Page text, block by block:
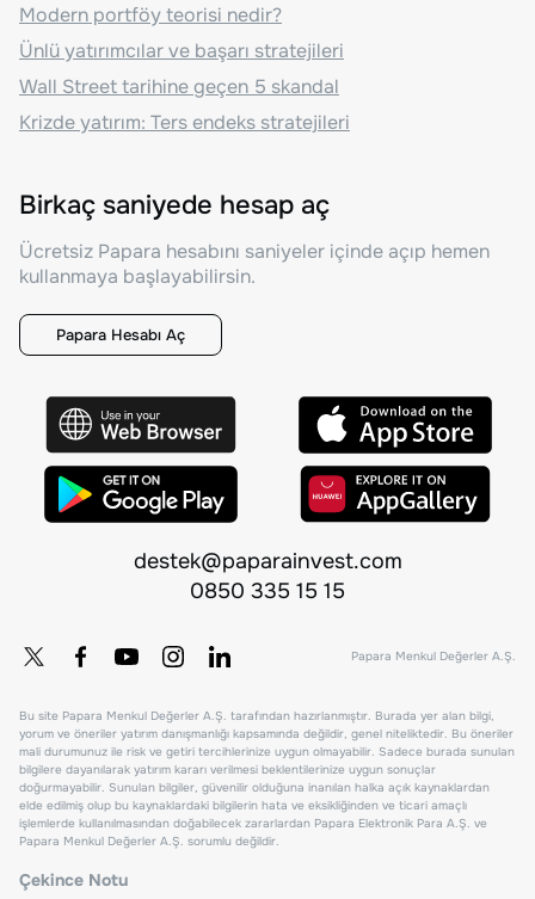
Modern portföy teorisi nedir?
Ünlü yatırımcılar ve başarı stratejileri
Wall Street tarihine geçen 5 skandal
Krizde yatırım: Ters endeks stratejileri
Birkaç saniyede hesap aç
Ücretsiz Papara hesabını saniyeler içinde açıp hemen
kullanmaya başlayabilirsin.
Papara Hesabı Aç
destek@paparainvest.com
0850 335 15 15
Papara Menkul Değerler A.Ş.
Bu site Papara Menkul Değerler A.Ş. tarafından hazırlanmıştır. Burada yer alan bilgi,
yorum ve öneriler yatırım danışmanlığı kapsamında değildir, genel niteliktedir. Bu öneriler
mali durumunuz ile risk ve getiri tercihlerinize uygun olmayabilir. Sadece burada sunulan
bilgilere dayanılarak yatırım kararı verilmesi beklentilerinize uygun sonuçlar
doğurmayabilir. Sunulan bilgiler, güvenilir olduğuna inanılan halka açık kaynaklardan
elde edilmiş olup bu kaynaklardaki bilgilerin hata ve eksikliğinden ve ticari amaçlı
işlemlerde kullanılmasından doğabilecek zararlardan Papara Elektronik Para A.Ş. ve
Papara Menkul Değerler A.Ş. sorumlu değildir.
Çekince Notu